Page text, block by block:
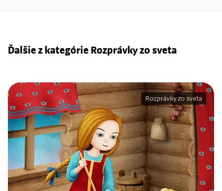
Ďalšie z kategórie Rozprávky zo sveta
Rozprávky zo sveta